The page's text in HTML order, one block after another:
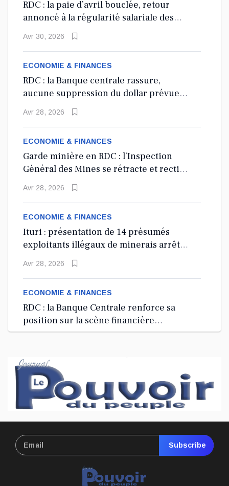
RDC : la paie d’avril bouclée, retour
annoncé à la régularité salariale des
agents de l’État
Avr 30, 2026
ECONOMIE & FINANCES
RDC : la Banque centrale rassure,
aucune suppression du dollar prévue
Avr 28, 2026
ECONOMIE & FINANCES
Garde minière en RDC : l’Inspection
Général des Mines se rétracte et rectifie
Avr 28, 2026
ECONOMIE & FINANCES
Ituri : présentation de 14 présumés
exploitants illégaux de minerais arrêtés
depuis 2024
Avr 28, 2026
ECONOMIE & FINANCES
RDC : la Banque Centrale renforce sa
position sur la scène financière
internationale à Washington, D.C.
ECONOMIE & FINANCES
RDC : lancement d’une Garde minière
nationale à 100 millions USD pour
sécuriser le secteur extractif
ECONOMIE & FINANCES
RDC : le CREFDL exige la restitution des
34,6 millions USD de marchés publics
Subscribe